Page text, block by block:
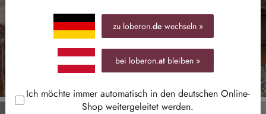
zu loberon.de wechseln »
bei loberon.at bleiben »
Ich möchte immer automatisch in den deutschen Online-
Shop weitergeleitet werden.